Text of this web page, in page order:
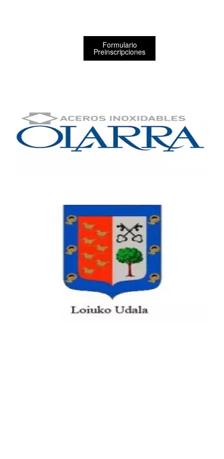
Formulario
Preinscripciones